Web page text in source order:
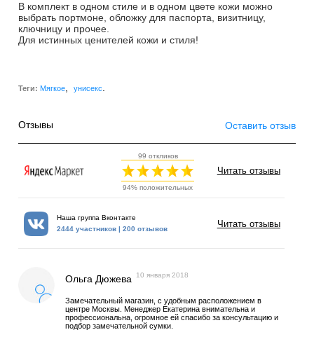
В комплект в одном стиле и в одном цвете кожи можно
выбрать портмоне, обложку для паспорта, визитницу,
ключницу и прочее.
Для истинных ценителей кожи и стиля!
Теги: Мягкое, унисекс.
Отзывы Оставить отзыв
99 откликов
94% положительных
Читать отзывы
Наша группа Вконтакте
2444 участников | 200 отзывов
Читать отзывы
Ольга Дюжева 10 января 2018
Замечательный магазин, с удобным расположением в
центре Москвы. Менеджер Екатерина внимательна и
профессиональна, огромное ей спасибо за консультацию и
подбор замечательной сумки.